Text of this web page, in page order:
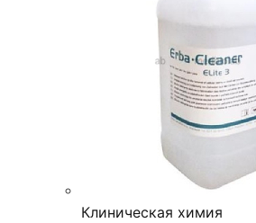
Клиническая химия